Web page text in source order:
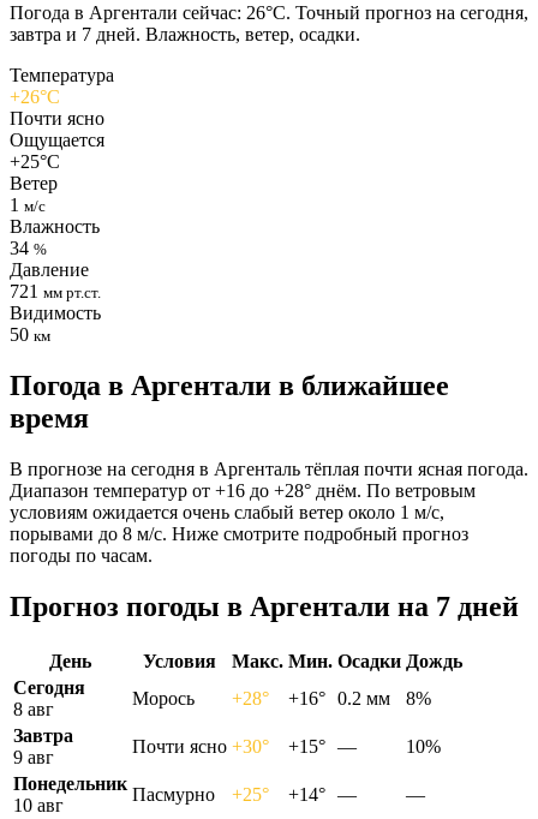
Погода в Аргентали сейчас: 26°C. Точный прогноз на сегодня,
завтра и 7 дней. Влажность, ветер, осадки.
Температура
+26°C
Почти ясно
Ощущается
+25°C
Ветер
1 м/с
Влажность
34 %
Давление
721 мм рт.ст.
Видимость
50 км
Погода в Аргентали в ближайшее
время
В прогнозе на сегодня в Аргенталь тёплая почти ясная погода.
Диапазон температур от +16 до +28° днём. По ветровым
условиям ожидается очень слабый ветер около 1 м/с,
порывами до 8 м/с. Ниже смотрите подробный прогноз
погоды по часам.
Прогноз погоды в Аргентали на 7 дней
День Условия Макс. Мин. Осадки Дождь
Сегодня
8 авг
Морось +28° +16° 0.2 мм
8%
Завтра
9 авг
Почти ясно +30° +15° —
10%
Понедельник
10 авг
Пасмурно +25° +14° —
—